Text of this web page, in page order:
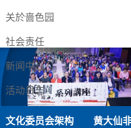
关於啬色园
社会责任
新闻中心
活动日志
联络我们
文化委员会架构 黄大仙